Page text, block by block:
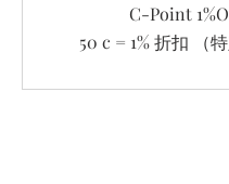
C-Point
50 c = 1% 折扣 （特